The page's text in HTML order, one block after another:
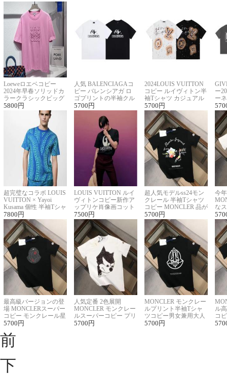
Loeweロエベコピー
2024年早春ソリッドカ
ラークラシックビッグ
ロゴ刺繍Tシャツ
5800 円
人気 BALENCIAGAコ
ピー バレンシアガ ロ
ゴプリントの半袖クル
ーネックTシャツ
5700 円
2024LOUIS VUITTON
コピー ルイヴィトン半
袖Tシャツ カジュアル
に馴染む 2色展開
5700 円
ー
ー
ー
超完璧なコラボ LOUIS
VUITTON × Yayoi
Kusama 個性 半袖Tシャ
ツコピー男女兼用
7800 円
LOUIS VUITTON ルイ
ヴィトンコピー新作ア
ップリケ肖像画コット
ンニット半袖Tシャツ
7500 円
超人気モデルss24モン
クレール 半袖Tシャツ
コピー MONCLER 品が
良く見た目
5700 円
今
な
ル
最高級バージョンの登
場 MONCLERスーパー
コピー モンクレール星
座半袖Tシャツ
5700 円
人気定番 2色展開
MONCLER モンクレー
ルスーパーコピー プリ
ント半袖Tシャツ
5700 円
MONCLER モンクレー
ルプリント半袖Tシャ
ツコピー男女兼用大人
可愛い春夏コーデ
5700 円
ル
コ
ィ
前
下